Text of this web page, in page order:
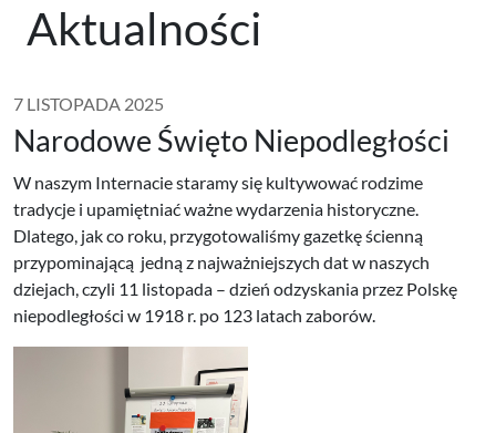
Aktualności
7 LISTOPADA 2025
Narodowe Święto Niepodległości
W naszym Internacie staramy się kultywować rodzime
tradycje i upamiętniać ważne wydarzenia historyczne.
Dlatego, jak co roku, przygotowaliśmy gazetkę ścienną
przypominającą jedną z najważniejszych dat w naszych
dziejach, czyli 11 listopada – dzień odzyskania przez Polskę
niepodległości w 1918 r. po 123 latach zaborów.